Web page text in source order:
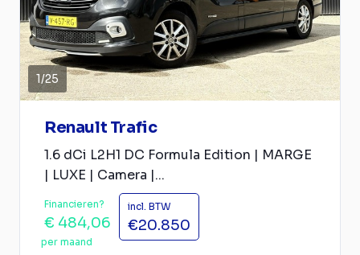
1/25
Renault Trafic
1.6 dCi L2H1 DC Formula Edition | MARGE
| LUXE | Camera |...
Financieren?
€ 484,06
per maand
incl. BTW
€20.850